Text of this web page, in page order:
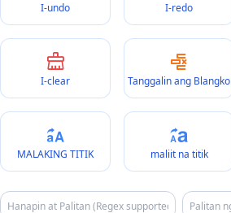
I-undo I-redo
I-clear Tanggalin ang Blangko
MALAKING TITIK maliit na titik